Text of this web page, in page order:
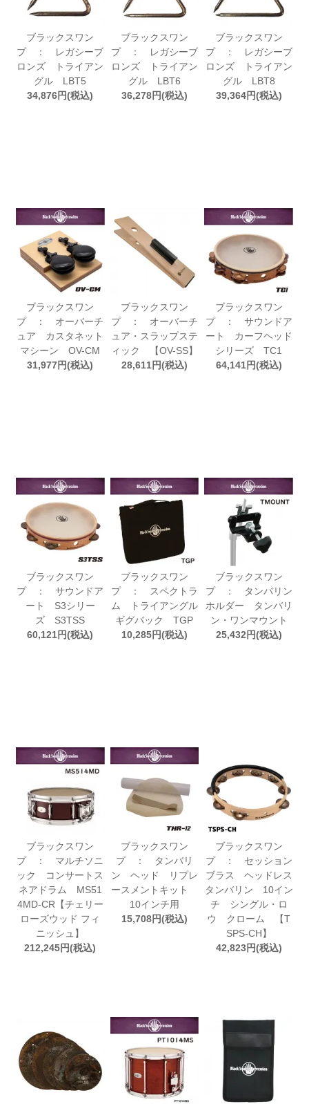
ブラックスワン
プ ： レガシーブ
ロンズ トライアン
グル LBT5
34,876円(税込)
ブラックスワン
プ ： レガシーブ
ロンズ トライアン
グル LBT6
36,278円(税込)
ブラックスワン
プ ： レガシーブ
ロンズ トライアン
グル LBT8
39,364円(税込)
ブラックスワン
プ ： オーバーチ
ュア カスタネット
マシーン OV-CM
31,977円(税込)
ブラックスワン
プ ： オーバーチ
ュア・スラップステ
ィック 【OV-SS】
28,611円(税込)
ブラックスワン
プ ： サウンドア
ート カーフヘッド
シリーズ TC1
64,141円(税込)
ブラックスワン
プ ： サウンドア
ート S3シリー
ズ S3TSS
60,121円(税込)
ブラックスワン
プ ： スペクトラ
ム トライアングル
ギグバック TGP
10,285円(税込)
ブラックスワン
プ ： タンバリン
ホルダー タンバリ
ン・ワンマウント
25,432円(税込)
ブラックスワン
プ ： マルチソニ
ック コンサートス
ネアドラム MS51
4MD-CR【チェリー
ローズウッド フィ
ニッシュ】
212,245円(税込)
ブラックスワン
プ ： タンバリ
ン ヘッド リプレ
ースメントキット
10インチ用
15,708円(税込)
ブラックスワン
プ ： セッション
ブラス ヘッドレス
タンバリン 10イン
チ シングル・ロ
ウ クローム 【T
SPS-CH】
42,823円(税込)